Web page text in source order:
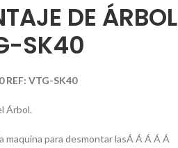
DE ÁRBOL
SK40
REF: VTG-SK40
Árbol.
maquina para desmontar lasÁ Á Á Á Á